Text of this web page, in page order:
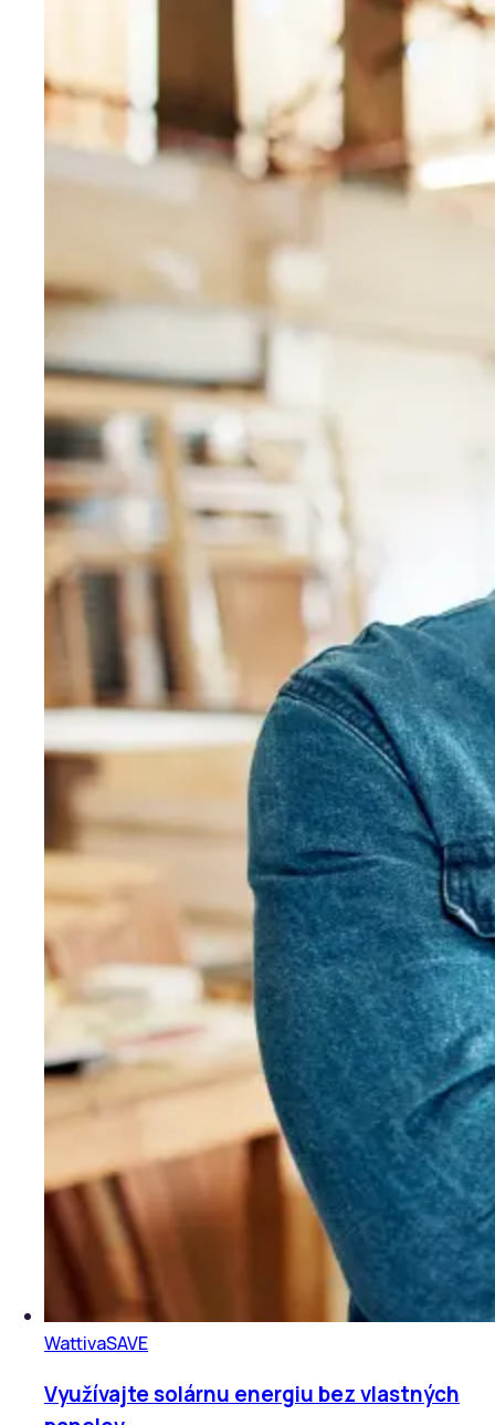
WattivaSAVE
Využívajte solárnu energiu bez vlastných